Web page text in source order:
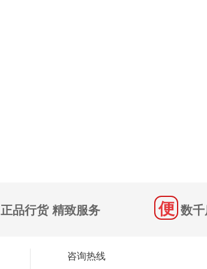
正品行货 精致服务 数
咨询热线